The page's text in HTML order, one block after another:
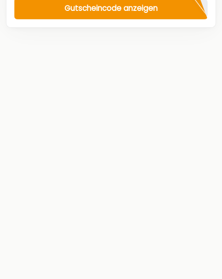
Gutscheincode anzeigen